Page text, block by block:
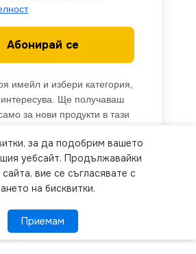
Абонирай се
имейл и избери категория,
интересува. Ще получаваш
за нови продукти в тази
your experience on our
this website, you agree to
use of cookies.
за да подобрим вашето
уебсайт. Продължавайки
вие се съгласявате с
на бисквитки.
Приемам